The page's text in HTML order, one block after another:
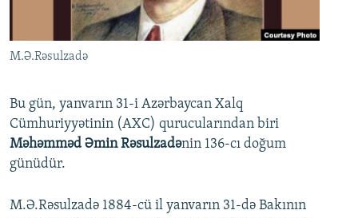
İNFOQRAFIKA
KARIKATURA
AZƏRBAYCAN ƏDƏBIYYATI KITABXANASI
İSLAM VƏ DEMOKRATIYA
MISSIYAMIZ
PEŞƏ ETIKASI VƏ JURNALISTIKA STANDARTLARIMIZ
AZADLIQRADIOSU MOBIL TELEFONUNUZDA
BIZIMLƏ ƏLAQƏ
XƏBƏR BÜLLETENLƏRIMIZ
RFE/RL-in bütün saytları
M.Ə.Rəsulzadə
Bu gün, yanvarın 31-i Azərbaycan Xalq
Cümhuriyyətinin (AXC) qurucularından biri
Məhəmməd Əmin Rəsulzadənin 136-cı doğum
günüdür.
M.Ə.Rəsulzadə 1884-cü il yanvarın 31-də Bakının